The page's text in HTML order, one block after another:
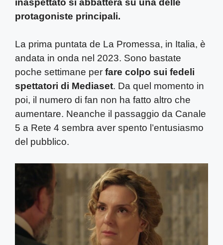
inaspettato si abbatterà su una delle
protagoniste principali.
La prima puntata de La Promessa, in Italia, è
andata in onda nel 2023. Sono bastate
poche settimane per fare colpo sui fedeli
spettatori di Mediaset. Da quel momento in
poi, il numero di fan non ha fatto altro che
aumentare. Neanche il passaggio da Canale
5 a Rete 4 sembra aver spento l’entusiasmo
del pubblico.